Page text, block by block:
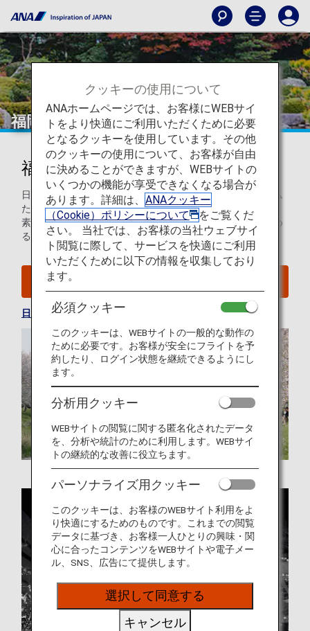
福岡
福岡を知ろう
日本では、野球チームのソフトバンクホークスやボリューム
たっぷりの博多ラーメンで知られています。暖かい気候と、
素晴らしいアートやショッピング、グルメ、建築物が楽しめ
る、おもてなしのつまった都市です。
日本の便利情報を見る
クッキーの使用について
ANAホームページでは、お客様にWEBサイ
トをより快適にご利用いただくために必要
となるクッキーを使用しています。その他
のクッキーの使用について、お客様が自由
に決めることができますが、WEBサイトの
いくつかの機能が享受できなくなる場合が
あります。詳細は、 ANAクッキー
（Cookie）ポリシーについて
をご覧くだ
さい。 当社では、お客様の当社ウェブサイ
ト閲覧に際して、サービスを快適にご利用
いただくために以下の情報を収集しており
ます。
必須クッキー
このクッキーは、WEBサイトの一般的な動作の
ために必要です。お客様が安全にフライトを予
約したり、ログイン状態を継続できるようにし
ます。
分析用クッキー
WEBサイトの閲覧に関する匿名化されたデータ
を、分析や統計のために利用します。WEBサイ
トの継続的な改善に役立ちます。
パーソナライズ用クッキー
このクッキーは、お客様のWEBサイト利用をよ
り快適にするためのものです。これまでの閲覧
データに基づき、お客様一人ひとりの興味・関
心に合ったコンテンツをWEBサイトや電子メー
ル、SNS、広告にて提供します。
選択して同意する
キャンセル